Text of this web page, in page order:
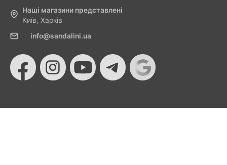
Наші магазини представлені
Київ, Харків
info@sandalini.ua